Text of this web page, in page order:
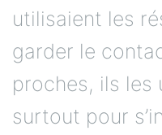
utilisaient les
garder le
proches, ils les
surtout pour